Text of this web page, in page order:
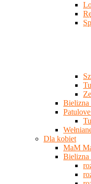
Bielizna
Dla kobiet
MaM
Bielizna